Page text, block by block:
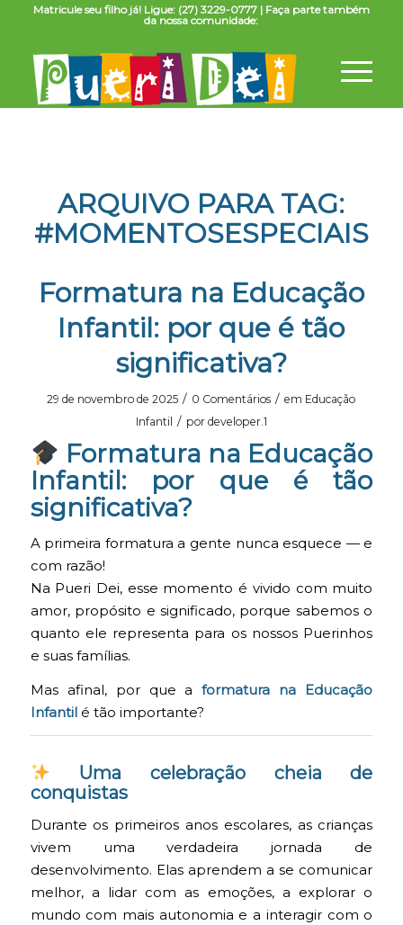
Matricule seu filho já! Ligue: (27) 3229-0777 | Faça parte também
da nossa comunidade:
ARQUIVO PARA TAG:
#MOMENTOSESPECIAIS
Formatura na Educação
Infantil: por que é tão
significativa?
29 de novembro de 2025 / 0 Comentários / em Educação
Infantil / por developer.1
Formatura na Educação
Infantil: por que é tão
significativa?
A primeira formatura a gente nunca esquece — e
com razão!
Na Pueri Dei, esse momento é vivido com muito
amor, propósito e significado, porque sabemos o
quanto ele representa para os nossos Puerinhos
e suas famílias.
Mas afinal, por que aformatura na Educação
Infantilé tão importante?
Uma celebração cheia de
conquistas
Durante os primeiros anos escolares, as crianças
vivem uma verdadeira jornada de
desenvolvimento. Elas aprendem a se comunicar
melhor, a lidar com as emoções, a explorar o
mundo com mais autonomia e a interagir com o